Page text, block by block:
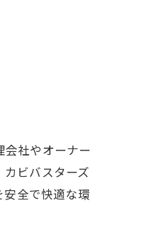
社やオーナー
ビバスターズ
全で快適な環